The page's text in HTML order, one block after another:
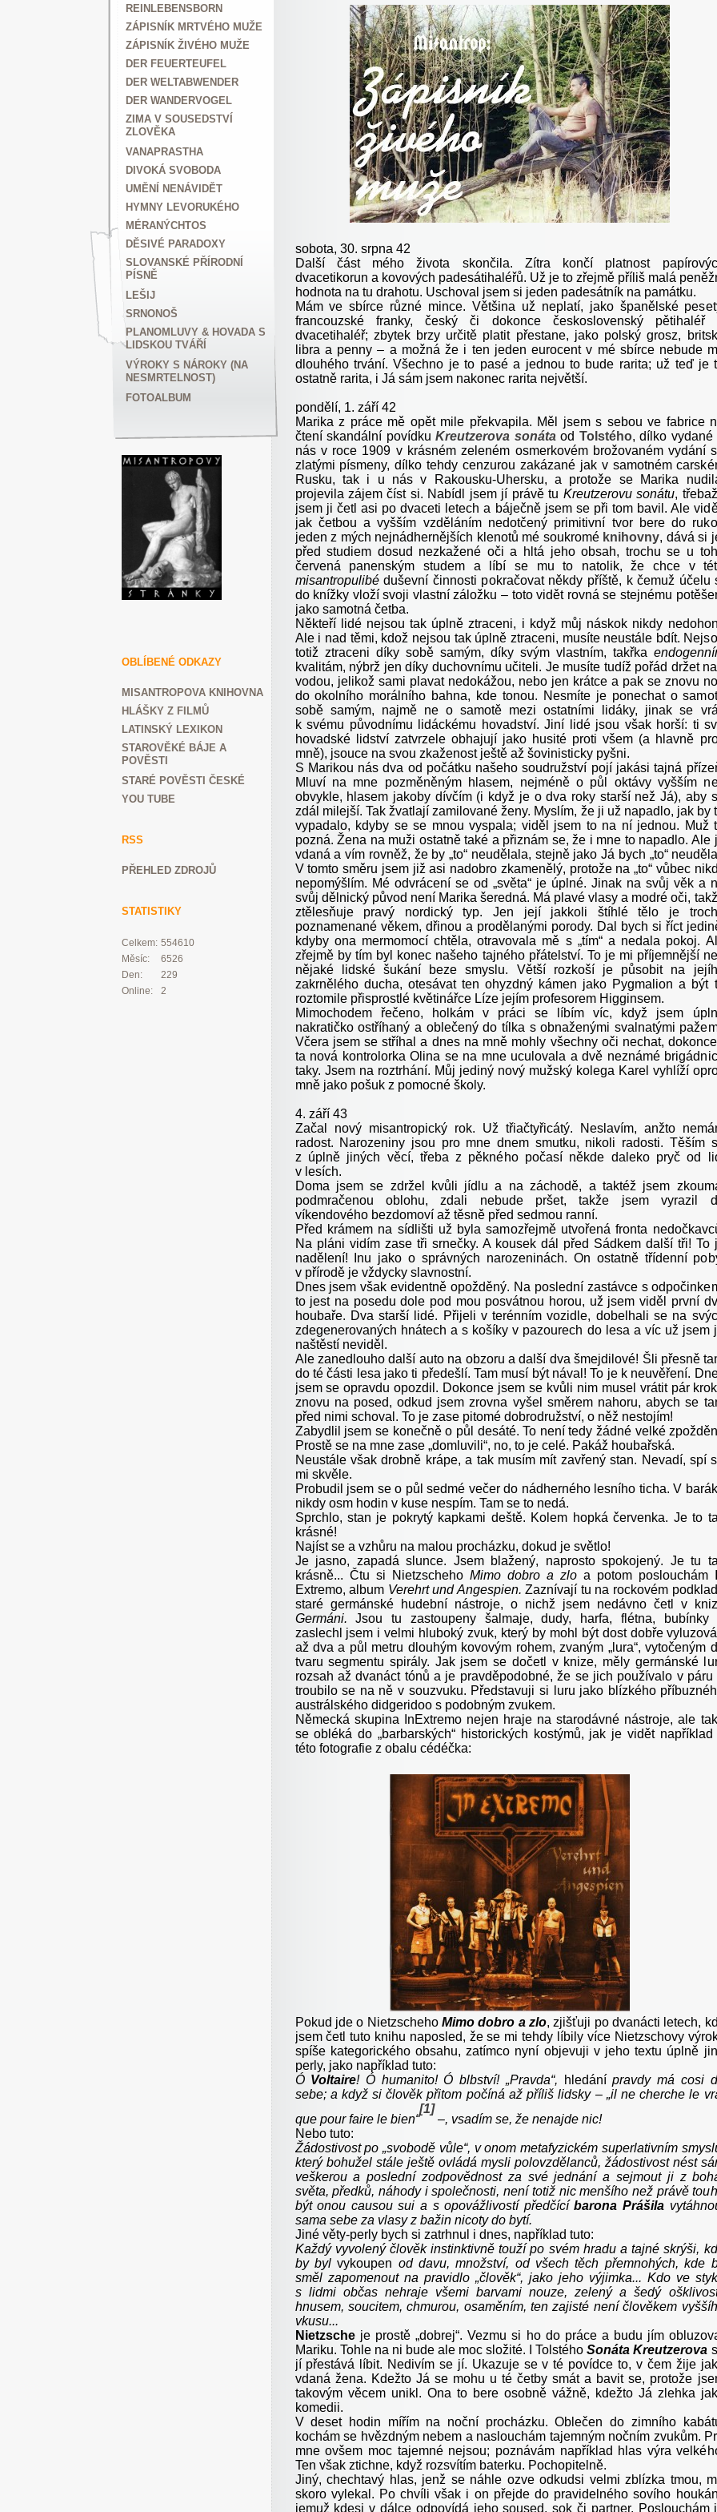
REINLEBENSBORN
ZÁPISNÍK MRTVÉHO MUŽE
ZÁPISNÍK ŽIVÉHO MUŽE
DER FEUERTEUFEL
DER WELTABWENDER
DER WANDERVOGEL
ZIMA V SOUSEDSTVÍ
ZLOVĚKA
VANAPRASTHA
DIVOKÁ SVOBODA
UMĚNÍ NENÁVIDĚT
HYMNY LEVORUKÉHO
MÉRANÝCHTOS
DĚSIVÉ PARADOXY
SLOVANSKÉ PŘÍRODNÍ
PÍSNĚ
LEŠIJ
SRNONOŠ
PLANOMLUVY & HOVADA S
LIDSKOU TVÁŘÍ
VÝROKY S NÁROKY (NA
NESMRTELNOST)
FOTOALBUM
OBLÍBENÉ ODKAZY
MISANTROPOVA KNIHOVNA
HLÁŠKY Z FILMŮ
LATINSKÝ LEXIKON
STAROVĚKÉ BÁJE A
POVĚSTI
STARÉ POVĚSTI ČESKÉ
YOU TUBE
RSS
PŘEHLED ZDROJŮ
STATISTIKY
Online: 2
Celkem: 554610
Měsíc:
6526
Den:
229
sobota, 30. srpna 42
Další část mého života skončila. Zítra končí platnost
dvacetikorun a kovových padesátihaléřů. Už je to zřejmě příliš malá
hodnota na tu drahotu. Uschoval jsem si jeden padesátník na památku.
Mám ve sbírce různé mince. Většina už neplatí, jako španělské
francouzské franky, český či dokonce československý pětihaléř
dvacetihaléř; zbytek brzy určitě platit přestane, jako polský grosz,
libra a penny – a možná že i ten jeden eurocent v mé sbírce nebude
dlouhého trvání. Všechno je to pasé a jednou to bude rarita; už teď je
ostatně rarita, i Já sám jsem nakonec rarita největší.
pondělí, 1. září 42
Marika z práce mě opět mile překvapila. Měl jsem s sebou ve fabrice
čtení skandální povídkuKreutzerova sonáta od Tolstého, dílko vydané
nás v roce 1909 v krásném zeleném osmerkovém brožovaném vydání
zlatými písmeny, dílko tehdy cenzurou zakázané jak v samotném
Rusku, tak i u nás v Rakousku-Uhersku, a protože se Marika
projevila zájem číst si. Nabídl jsem jí právě tu Kreutzerovu sonátu,
jsem ji četl asi po dvaceti letech a báječně jsem se při tom bavil. Ale
jak četbou a vyšším vzděláním nedotčený primitivní tvor bere do
jeden z mých nejnádhernějších klenotů mé soukromé knihovny, dává si
před studiem dosud nezkažené oči a hltá jeho obsah, trochu se u
červená panenským studem a líbí se mu to natolik, že chce v
misantropulibéduševní činnosti pokračovat někdy příště, k čemuž účelu
do knížky vloží svoji vlastní záložku – toto vidět rovná se stejnému
jako samotná četba.
Někteří lidé nejsou tak úplně ztraceni, i když můj náskok nikdy
Ale i nad těmi, kdož nejsou tak úplně ztraceni, musíte neustále bdít.
totiž ztraceni díky sobě samým, díky svým vlastním, takřka
kvalitám, nýbrž jen díky duchovnímu učiteli. Je musíte tudíž pořád držet
vodou, jelikož sami plavat nedokážou, nebo jen krátce a pak se znovu
do okolního morálního bahna, kde tonou. Nesmíte je ponechat o
sobě samým, najmě ne o samotě mezi ostatními lidáky, jinak se
k svému původnímu lidáckému hovadství. Jiní lidé jsou však horší: ti
hovadské lidství zatvrzele obhajují jako husité proti všem (a hlavně
mně), jsouce na svou zkaženost ještě až šovinisticky pyšni.
S Marikou nás dva od počátku našeho soudružství pojí jakási tajná
Mluví na mne pozměněným hlasem, nejméně o půl oktávy vyšším
obvykle, hlasem jakoby dívčím (i když je o dva roky starší než Já), aby
zdál milejší. Tak žvatlají zamilované ženy. Myslím, že ji už napadlo, jak by
vypadalo, kdyby se se mnou vyspala; viděl jsem to na ní jednou. Muž
pozná. Žena na muži ostatně také a přiznám se, že i mne to napadlo. Ale
vdaná a vím rovněž, že by „to“ neudělala, stejně jako Já bych „to“
V tomto směru jsem již asi nadobro zkamenělý, protože na „to“ vůbec
nepomýšlím. Mé odvrácení se od „světa“ je úplné. Jinak na svůj věk a
svůj dělnický původ není Marika šeredná. Má plavé vlasy a modré oči,
ztělesňuje pravý nordický typ. Jen její jakkoli štíhlé tělo je
poznamenané věkem, dřinou a prodělanými porody. Dal bych si říct
kdyby ona mermomocí chtěla, otravovala mě s „tím“ a nedala pokoj.
zřejmě by tím byl konec našeho tajného přátelství. To je mi příjemnější
nějaké lidské šukání beze smyslu. Větší rozkoší je působit na
zakrnělého ducha, otesávat ten ohyzdný kámen jako Pygmalion a být
roztomile přisprostlé květinářce Líze jejím profesorem Higginsem.
Mimochodem řečeno, holkám v práci se líbím víc, když jsem
nakratičko ostříhaný a oblečený do tílka s obnaženými svalnatými
Včera jsem se stříhal a dnes na mně mohly všechny oči nechat,
ta nová kontrolorka Olina se na mne uculovala a dvě neznámé
taky. Jsem na roztrhání. Můj jediný nový mužský kolega Karel vyhlíží
mně jako pošuk z pomocné školy.
4. září 43
Začal nový misantropický rok. Už třiačtyřicátý. Neslavím, anžto
radost. Narozeniny jsou pro mne dnem smutku, nikoli radosti. Těším
z úplně jiných věcí, třeba z pěkného počasí někde daleko pryč od
v lesích.
Doma jsem se zdržel kvůli jídlu a na záchodě, a taktéž jsem
podmračenou oblohu, zdali nebude pršet, takže jsem vyrazil
víkendového bezdomoví až těsně před sedmou ranní.
Před krámem na sídlišti už byla samozřejmě utvořená fronta
Na pláni vidím zase tři srnečky. A kousek dál před Sádkem další tři! To
nadělení! Inu jako o správných narozeninách. On ostatně třídenní
v přírodě je vždycky slavnostní.
Dnes jsem však evidentně opožděný. Na poslední zastávce s
to jest na posedu dole pod mou posvátnou horou, už jsem viděl první
houbaře. Dva starší lidé. Přijeli v terénním vozidle, dobelhali se na
zdegenerovaných hnátech a s košíky v pazourech do lesa a víc už jsem
naštěstí neviděl.
Ale zanedlouho další auto na obzoru a další dva šmejdilové! Šli přesně
do té části lesa jako ti předešlí. Tam musí být nával! To je k neuvěření.
jsem se opravdu opozdil. Dokonce jsem se kvůli nim musel vrátit pár
znovu na posed, odkud jsem zrovna vyšel směrem nahoru, abych se
před nimi schoval. To je zase pitomé dobrodružství, o něž nestojím!
Zabydlil jsem se konečně o půl desáté. To není tedy žádné velké
Prostě se na mne zase „domluvili“, no, to je celé. Pakáž houbařská.
Neustále však drobně krápe, a tak musím mít zavřený stan. Nevadí, spí
mi skvěle.
Probudil jsem se o půl sedmé večer do nádherného lesního ticha. V
nikdy osm hodin v kuse nespím. Tam se to nedá.
Sprchlo, stan je pokrytý kapkami deště. Kolem hopká červenka. Je to
krásné!
Najíst se a vzhůru na malou procházku, dokud je světlo!
Je jasno, zapadá slunce. Jsem blažený, naprosto spokojený. Je tu
krásně... Čtu si Nietzscheho Mimo dobro a zlo a potom poslouchám
Extremo, album Verehrt und Angespien.Zaznívají tu na rockovém
staré germánské hudební nástroje, o nichž jsem nedávno četl v
Germáni.Jsou tu zastoupeny šalmaje, dudy, harfa, flétna, bubínky
zaslechl jsem i velmi hluboký zvuk, který by mohl být dost dobře
až dva a půl metru dlouhým kovovým rohem, zvaným „lura“, vytočeným
tvaru segmentu spirály. Jak jsem se dočetl v knize, měly germánské
rozsah až dvanáct tónů a je pravděpodobné, že se jich používalo v páru
troubilo se na ně v souzvuku. Představuji si luru jako blízkého
austrálského didgeridoo s podobným zvukem.
Německá skupina InExtremo nejen hraje na starodávné nástroje, ale
se obléká do „barbarských“ historických kostýmů, jak je vidět například
této fotografie z obalu cédéčka:
Pokud jde o Nietzscheho Mimo dobro a zlo, zjišťuji podvanácti letech,
jsem četl tuto knihu naposled, že se mi tehdy líbily více Nietzschovy
spíše kategorického obsahu, zatímco nyní objevuji v jeho textu úplně
perly, jako například tuto:
Ó Voltaire! Ó humanito! Ó blbství! „Pravda“, hledánípravdy má cosi
sebe; a když si člověk přitom počíná až příliš lidsky – „il ne cherche le
que pour faire le bien“
[1]
–, vsadím se, že nenajde nic!
Nebo tuto:
Žádostivost po „svobodě vůle“, v onom metafyzickém superlativním
který bohužel stále ještě ovládá mysli polovzdělanců, žádostivost nést
veškerou a poslední zodpovědnost za své jednání a sejmout ji z
světa, předků, náhody i společnosti, není totiž nic menšího než právě
být onou causou sui a s opovážlivostí předčícíbarona Prášila
sama sebe za vlasy z bažin nicoty do bytí.
Jiné věty-perly bych si zatrhnul i dnes, například tuto:
Každý vyvolený člověk instinktivně touží po svém hradu a tajné skrýši,
by bylvykoupen od davu, množství, od všech těch přemnohých, kde
směl zapomenout na pravidlo „člověk“, jako jeho výjimka... Kdo ve
s lidmi občas nehraje všemi barvami nouze, zelený a šedý
hnusem, soucitem, chmurou, osaměním, ten zajisté není člověkem
vkusu...
Nietzscheje prostě „dobrej“. Vezmu si ho do práce a budu jím
Mariku. Tohle na ni bude ale moc složité. I TolstéhoSonáta Kreutzerova
jí přestává líbit. Nedivím se jí. Ukazuje se v té povídce to, v čem žije
vdaná žena. Kdežto Já se mohu u té četby smát a bavit se, protože
takovým věcem unikl. Ona to bere osobně vážně, kdežto Já zlehka
komedii.
V deset hodin mířím na noční procházku. Oblečen do zimního
kochám se hvězdným nebem a naslouchám tajemným nočním zvukům.
mne ovšem moc tajemné nejsou; poznávám například hlas výra
Ten však ztichne, když rozsvítím baterku. Pochopitelně.
Jiný, chechtavý hlas, jenž se náhle ozve odkudsi velmi zblízka tmou,
skoro vylekal. Po chvíli však i on přejde do pravidelného sovího
jemuž kdesi v dálce odpovídá jeho soused, sok či partner. Poslouchám